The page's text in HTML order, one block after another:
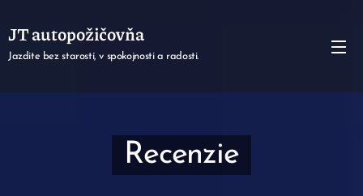
JT autopožičovňa
Jazdite bez starostí, v spokojnosti a radosti.
Recenzie